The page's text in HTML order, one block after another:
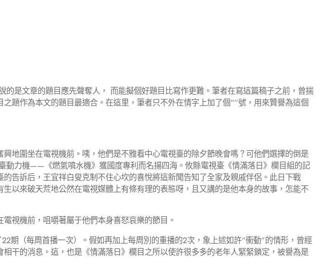
是文章的題目應先聲奪人， 而能擬個好題目比寫作更難。筆者在寫這篇稿子之前，曾揣
題作為本文的題目最適合。在這里，筆者只不外在情字上加了個“”號，用來贊譽為這個
圍坐在電視機前。咦，他們是不雅看中心電視臺的除夕節晚會嗎？可他們選擇的倒是
力機——《燃氣噴水機》獲國度專利而名揚四海。攸縣電視臺《情滿落日》欄目組的記
告訴后，王宜祥白叟克制不住心坎的喜悅將這新聞告知了全家及親戚伴侶。此日下戰
以來破天荒地公然在電視媒體上有條有理的表態呀，且又講的是他本身的故事，怎能不
視機前，咀嚼著屬于他們本身喜怒哀樂的節目。
（每周首播一次）。假如再加上每周別的重播的2次，象上述如許“衝動”的情形，曾經
干的消息。這，也是《情滿落日》欄目之所以使許很多多的老年人緊緊鎖定，被譽為是